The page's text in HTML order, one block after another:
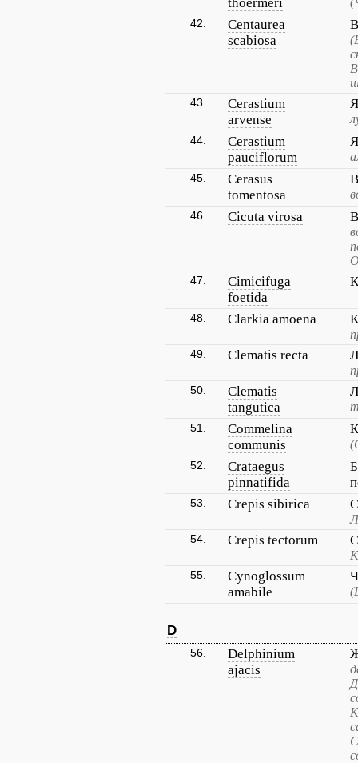
42.
Centaurea
scabiosa
43.
Cerastium
arvense
44.
Cerastium
pauciflorum
45.
Cerasus
tomentosa
46. Cicuta virosa
47.
Cimicifuga
foetida
48. Clarkia amoena
49. Clematis recta
50.
Clematis
tangutica
51.
Commelina
communis
52.
Crataegus
pinnatifida
53. Crepis sibirica
54. Crepis tectorum
55.
Cynoglossum
amabile
D
56.
Delphinium
ajacis